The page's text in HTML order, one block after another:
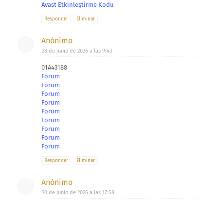
Avast Etkinleştirme Kodu
Responder Eliminar
Anónimo
28 de junio de 2026 a las 9:43
01A43188
Forum
Forum
Forum
Forum
Forum
Forum
Forum
Forum
Forum
Responder Eliminar
Anónimo
30 de junio de 2026 a las 17:58